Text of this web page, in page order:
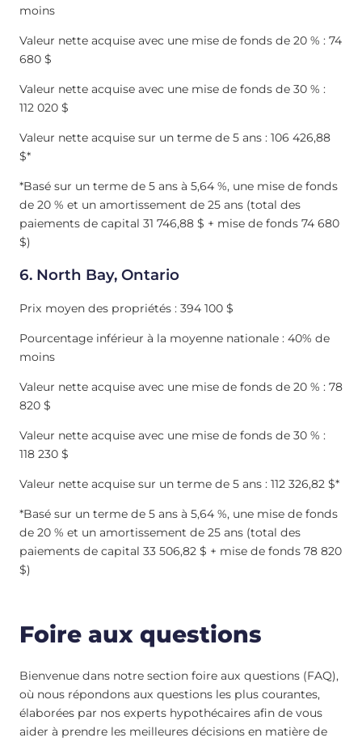
moins
Valeur nette acquise avec une mise de fonds de 20 % : 74
680 $
Valeur nette acquise avec une mise de fonds de 30 % :
112 020 $
Valeur nette acquise sur un terme de 5 ans : 106 426,88
$*
*Basé sur un terme de 5 ans à 5,64 %, une mise de fonds
de 20 % et un amortissement de 25 ans (total des
paiements de capital 31 746,88 $ + mise de fonds 74 680
$)
6. North Bay, Ontario
Prix moyen des propriétés : 394 100 $
Pourcentage inférieur à la moyenne nationale : 40% de
moins
Valeur nette acquise avec une mise de fonds de 20 % : 78
820 $
Valeur nette acquise avec une mise de fonds de 30 % :
118 230 $
Valeur nette acquise sur un terme de 5 ans : 112 326,82 $*
*Basé sur un terme de 5 ans à 5,64 %, une mise de fonds
de 20 % et un amortissement de 25 ans (total des
paiements de capital 33 506,82 $ + mise de fonds 78 820
$)
Foire aux questions
Bienvenue dans notre section foire aux questions (FAQ),
où nous répondons aux questions les plus courantes,
élaborées par nos experts hypothécaires afin de vous
aider à prendre les meilleures décisions en matière de